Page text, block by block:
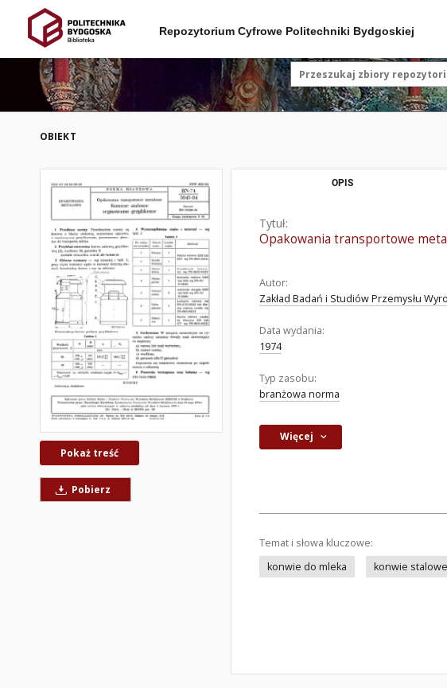
Repozytorium Cyfrowe Politechniki Bydgoskiej
OBIEKT
Pokaż treść
Pobierz
OPIS
Tytuł:
Opakowania transportowe
Autor:
Zakład Badań i Studiów Przemysłu
Data wydania:
1974
Typ zasobu:
branżowa norma
Więcej
Temat i słowa kluczowe:
konwie do mleka
konwie stalowe